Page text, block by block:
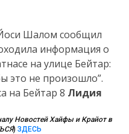
Шалом сообщил
информация о
на улице Бейтар:
это не произошло”.
на Бейтар 8 Лидия
Новостей Хайфы и Крайот в
) ЗДЕСЬ